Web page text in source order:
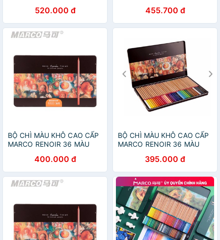
520.000 đ 455.700 đ
BỘ CHÌ MÀU KHÔ CAO CẤP
MARCO RENOIR 36 MÀU
400.000 đ
BỘ CHÌ MÀU KHÔ CAO CẤP
MARCO RENOIR 36 MÀU
395.000 đ